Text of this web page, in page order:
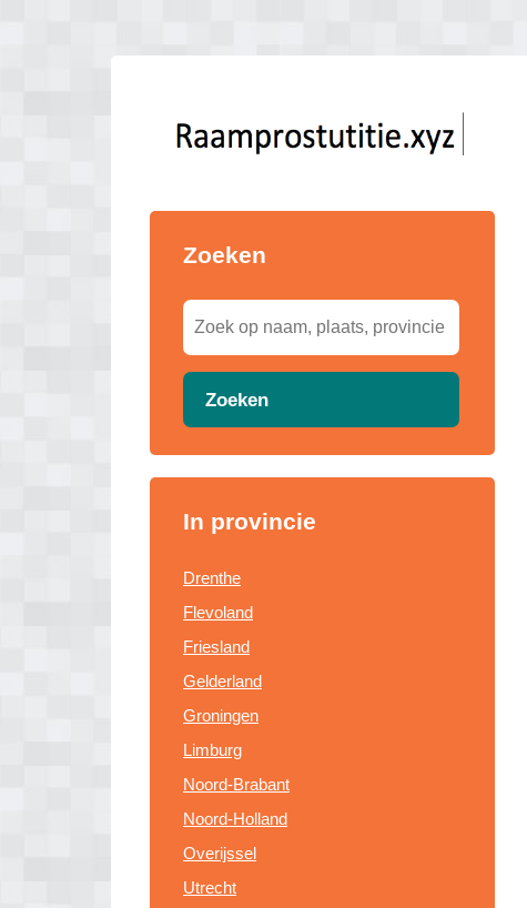
Zoeken
Zoeken
In provincie
Drenthe
Flevoland
Friesland
Gelderland
Groningen
Limburg
Noord-Brabant
Noord-Holland
Overijssel
Utrecht